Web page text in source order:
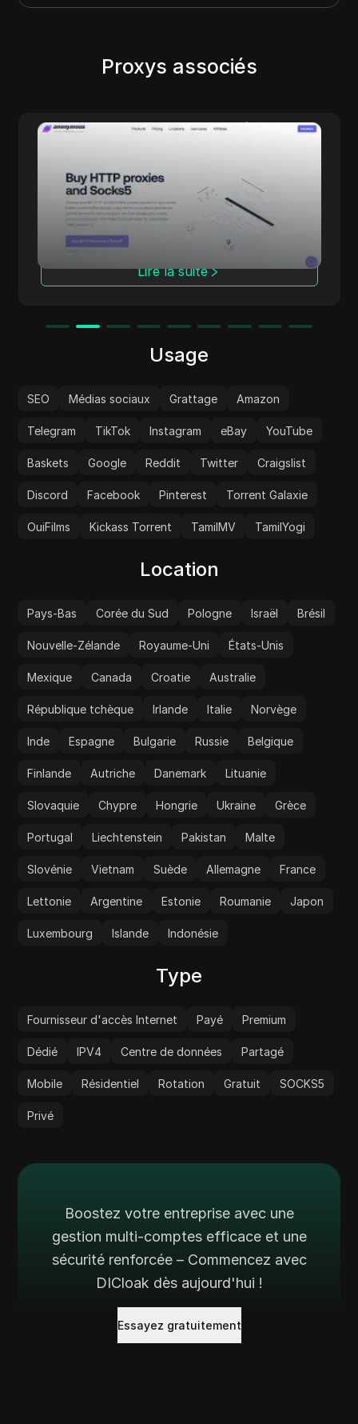
Proxys associés
Anonymous Proxies
proxy configurables pour les personnes qui
accordent de l’importance à la confidentialité,
aux performances et au contrôle fin. Grâce à
des réseaux de datacenters et résidentiels, à
plusieurs protocoles et à une couverture
dans plus de 100 pays, le service convient
parfaitement à la vérification d’annonces, aux
protégeant votre identité.
Lire la suite
Usage
SEO Médias sociaux Grattage Amazon
Telegram TikTok Instagram eBay YouTube
Baskets Google Reddit Twitter Craigslist
Discord Facebook Pinterest Torrent Galaxie
OuiFilms Kickass Torrent TamilMV TamilYogi
Location
Pays-Bas Corée du Sud Pologne Israël Brésil
Nouvelle-Zélande Royaume-Uni États-Unis
Mexique Canada Croatie Australie
République tchèque Irlande Italie Norvège
Inde Espagne Bulgarie Russie Belgique
Finlande Autriche Danemark Lituanie
Slovaquie Chypre Hongrie Ukraine Grèce
Portugal Liechtenstein Pakistan Malte
Slovénie Vietnam Suède Allemagne France
Lettonie Argentine Estonie Roumanie Japon
Luxembourg Islande Indonésie
Type
Fournisseur d'accès Internet Payé Premium
Dédié IPV4 Centre de données Partagé
Mobile Résidentiel Rotation Gratuit SOCKS5
Privé
Boostez votre entreprise avec une
gestion multi-comptes efficace et une
sécurité renforcée – Commencez avec
DICloak dès aujourd'hui !
Essayez gratuitement